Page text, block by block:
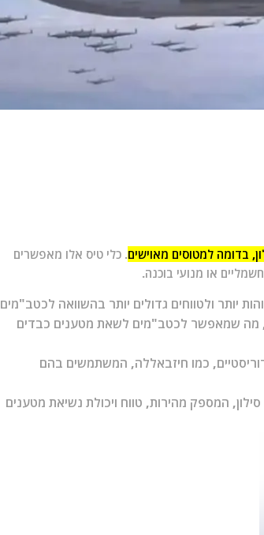
בדומה למטוסים מאוישים. כלי טיס אלו מאפשרים
או מנועי בוכנה.
יותר ולטווחים גדולים יותר בהשוואה לכטב"מים
מה שמאפשר לכטב"מים לשאת מטענים כבדים
כמו חיזבאללה, המשתמשים בהם
המספק מהירות, טווח ויכולת נשיאת מטענים